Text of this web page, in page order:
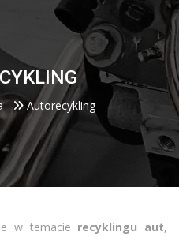
Autorecykling
w temacie recyklingu aut,